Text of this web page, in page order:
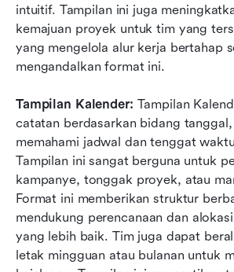
intuitif. Tampilan ini juga
kemajuan proyek untuk tim yang
yang mengelola alur kerja bertahap
mengandalkan format ini.
Tampilan Kalender: Tampilan
catatan berdasarkan bidang
memahami jadwal dan tenggat
Tampilan ini sangat berguna untuk
kampanye, tonggak proyek, atau
Format ini memberikan struktur
mendukung perencanaan dan
yang lebih baik. Tim juga dapat
letak mingguan atau bulanan untuk